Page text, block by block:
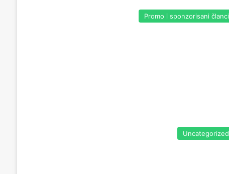
Promo i sponzorisani članci
Uncategorized